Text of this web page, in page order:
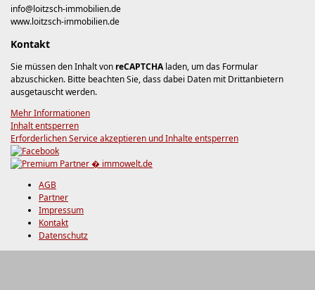
info@loitzsch-immobilien.de
www.loitzsch-immobilien.de
Kontakt
Sie müssen den Inhalt von reCAPTCHAladen, um das Formular
abzuschicken. Bitte beachten Sie, dass dabei Daten mit Drittanbietern
ausgetauscht werden.
Mehr Informationen
Inhalt entsperren
Erforderlichen Service akzeptieren und Inhalte entsperren
AGB
Partner
Impressum
Kontakt
Datenschutz